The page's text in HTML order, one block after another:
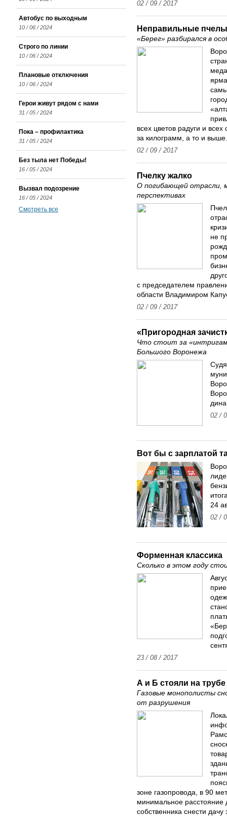
02 / 09 / 2017
Неправильные пчелы
«Берег» разбирался в
всех цветов радуги и
за килограмм, а то и выше.
02 / 09 / 2017
Пчелку жалко
О погибающей отрасли,
перспективах
не
с председателем
области Владимиром
02 / 09 / 2017
«Пригородная
Что стоит за
Большого Воронежа
02 /
Вот бы с зарплатой
24
02 /
Форменная классика
Сколько в этом году
23 / 08 / 2017
А и Б стояли на трубе
Газовые монополисты
от разрушения
зоне газопровода, в 90
минимальное расстояние
собственника снести дачу
Автобус по выходным
10 / 06 / 2024
Строго по линии
10 / 06 / 2024
Плановые отключения
10 / 06 / 2024
Герои живут рядом с нами
31 / 05 / 2024
Пока – профилактика
31 / 05 / 2024
Без тыла нет Победы!
16 / 05 / 2024
Вызвал подозрение
16 / 05 / 2024
Смотреть все